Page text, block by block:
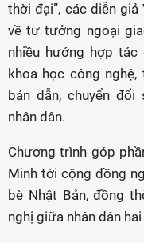
thời đại”, các diễn
về tư tưởng ngoại
nhiều hướng hợp
khoa học công
bán dẫn, chuyển
nhân dân.
Chương trình góp
Minh tới cộng đồng
bè Nhật Bản, đồng
nghị giữa nhân dân